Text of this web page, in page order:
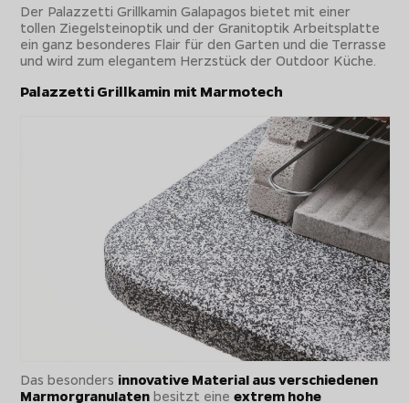
Der Palazzetti Grillkamin Galapagos bietet mit einer
tollen Ziegelsteinoptik und der Granitoptik Arbeitsplatte
ein ganz besonderes Flair für den Garten und die Terrasse
und wird zum elegantem Herzstück der Outdoor Küche.
Palazzetti Grillkamin mit Marmotech
Das besonders innovative Material aus verschiedenen
Marmorgranulaten besitzt eineextrem hohe